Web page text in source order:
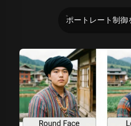
ポートレート制御